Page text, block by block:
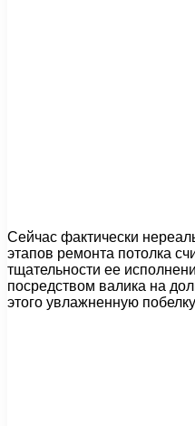
Сейчас фактически
этапов ремонта потолка
тщательности ее
посредством валика на
этого увлажненную